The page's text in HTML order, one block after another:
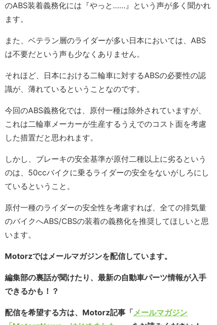
のABS装着義務化には『やっと……』という声が多く聞かれ
ます。
また、ベテラン層のライダーが多い日本においては、ABS
は不要だという声も少なくありません。
それほど、日本における二輪車に対するABSの必要性の認
識が、薄れているということなのです。
今回のABS義務化では、原付一種は除外されていますが、
これは二輪車メーカーが生産するうえでのコスト面を考慮
した措置だと思われます。
しかし、ブレーキの安全基準が原付二種以上に劣るという
のは、50ccバイクに乗るライダーの安全をないがしろにし
ているということ。
原付一種のライダーの安全性を考慮すれば、全ての排気量
のバイクへABS/CBSの装着の義務化を推奨してほしいと思
います。
Motorzではメールマガジンを配信しています。
編集部の裏話が聞けたり、最新の自動車パーツ情報が入手
できるかも！？
配信を希望する方は、Motorz記事「メールマガジン